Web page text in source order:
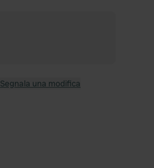
Segnala una modifica